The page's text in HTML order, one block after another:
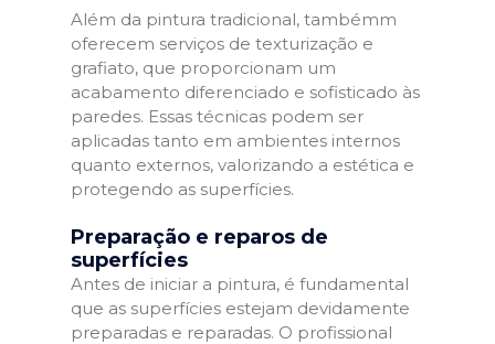
Além da pintura tradicional, tambémm
oferecem serviços de texturização e
grafiato, que proporcionam um
acabamento diferenciado e sofisticado às
paredes. Essas técnicas podem ser
aplicadas tanto em ambientes internos
quanto externos, valorizando a estética e
protegendo as superfícies.
Preparação e reparos de
superfícies
Antes de iniciar a pintura, é fundamental
que as superfícies estejam devidamente
preparadas e reparadas. O profissional